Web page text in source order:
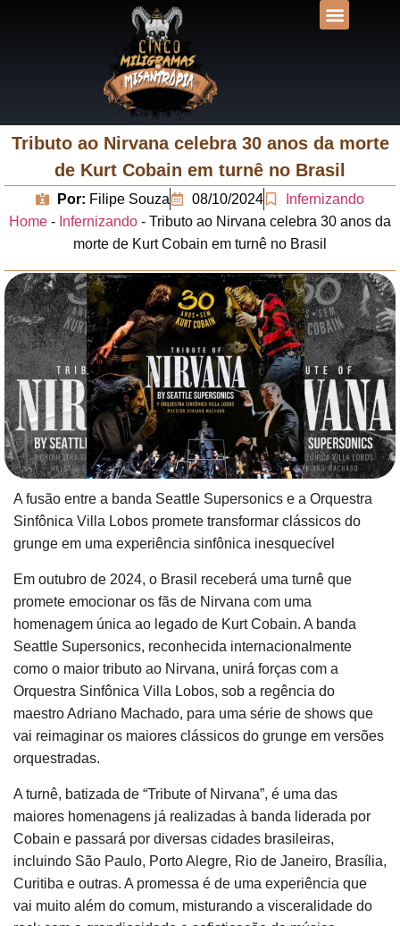
Tributo ao Nirvana celebra 30 anos da morte
de Kurt Cobain em turnê no Brasil
Por: Filipe Souza 08/10/2024
Infernizando
Home - Infernizando - Tributo ao Nirvana celebra 30 anos da
morte de Kurt Cobain em turnê no Brasil
A fusão entre a banda Seattle Supersonics e a Orquestra
Sinfônica Villa Lobos promete transformar clássicos do
grunge em uma experiência sinfônica inesquecível
Em outubro de 2024, o Brasil receberá uma turnê que
promete emocionar os fãs de Nirvana com uma
homenagem única ao legado de Kurt Cobain. A banda
Seattle Supersonics, reconhecida internacionalmente
como o maior tributo ao Nirvana, unirá forças com a
Orquestra Sinfônica Villa Lobos, sob a regência do
maestro Adriano Machado, para uma série de shows que
vai reimaginar os maiores clássicos do grunge em versões
orquestradas.
A turnê, batizada de “Tribute of Nirvana”, é uma das
maiores homenagens já realizadas à banda liderada por
Cobain e passará por diversas cidades brasileiras,
incluindo São Paulo, Porto Alegre, Rio de Janeiro, Brasília,
Curitiba e outras. A promessa é de uma experiência que
vai muito além do comum, misturando a visceralidade do